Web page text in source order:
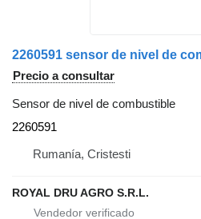
Precio a consultar
Sensor de nivel de combustible
2260591
Rumanía, Cristesti
ROYAL DRU AGRO S.R.L.